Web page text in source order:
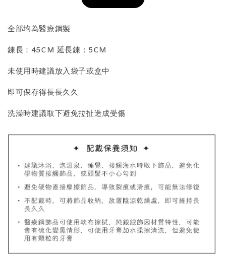
質感飾品收納盒
NT$ 298
NT$ 399
- +
加入購物車
全部均為醫療鋼製
鍊長：45CM 延長鍊：5CM
未使用時建議放入袋子或盒中
即可保存得長長久久
洗澡時建議取下避免拉扯造成受傷